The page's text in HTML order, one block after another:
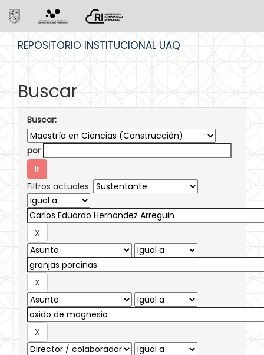
REPOSITORIO INSTITUCIONAL UAQ
Buscar
Buscar:
por
Filtros actuales: